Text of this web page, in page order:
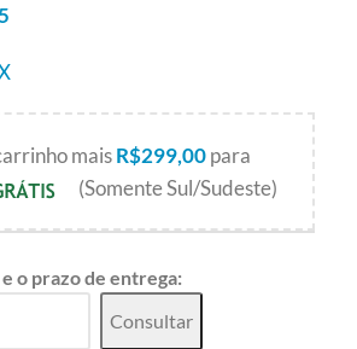
maisR$299,00para
(Somente Sul/Sudeste)
o prazo de entrega:
Consultar